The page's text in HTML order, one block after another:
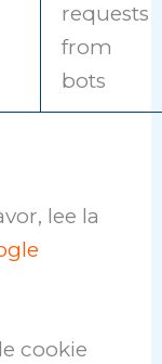
requests
from
bots
lee la
cookie